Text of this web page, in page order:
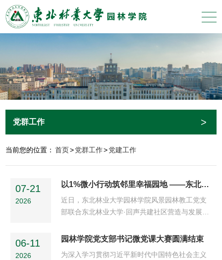
党群工作 >
当前您的位置： 首页>党群工作>党建工作
07-21
2026
以1%微小行动筑邻里幸福园地 ——东北林业大学园林学院风景园林教工党支部开展社区共建实践
近日，东北林业大学园林学院风景园林教工党支
部联合东北林业大学·回声共建社区营造与发展课
心，先后开展自然疗愈手作茶话会、社区花园共
06-11
2026
园林学院党支部书记微党课大赛圆满结束
为深入学习贯彻习近平新时代中国特色社会主义